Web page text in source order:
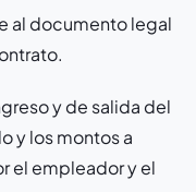
al documento legal
y de salida del
y los montos a
el empleador y el